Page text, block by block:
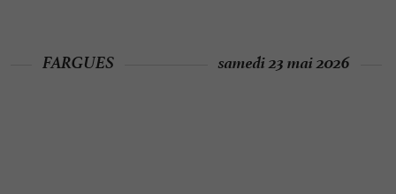
FARGUES samedi 23 mai 2026